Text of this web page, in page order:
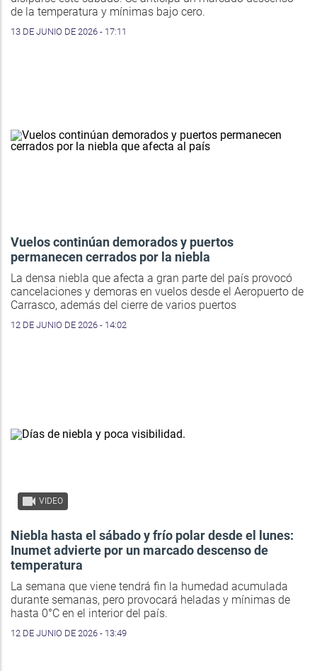
de la temperatura y mínimas bajo cero.
13 DE JUNIO DE 2026 - 17:11
Vuelos continúan demorados y puertos
permanecen cerrados por la niebla
La densa niebla que afecta a gran parte del país provocó
cancelaciones y demoras en vuelos desde el Aeropuerto de
Carrasco, además del cierre de varios puertos
12 DE JUNIO DE 2026 - 14:02
VIDEO
Niebla hasta el sábado y frío polar desde el lunes:
Inumet advierte por un marcado descenso de
temperatura
La semana que viene tendrá fin la humedad acumulada
durante semanas, pero provocará heladas y mínimas de
hasta 0°C en el interior del país.
12 DE JUNIO DE 2026 - 13:49